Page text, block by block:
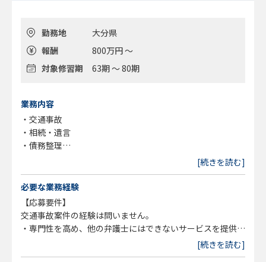
勤務地
大分県
報酬
800万円 ～
対象修習期
63期 ～ 80期
業務内容
・交通事故
・相続・遺言
・債務整理
・労働災害
・債権回収
・顧問先対応
・労務問題
・企業の事業再生・倒産案件
・インターネット上の権利侵害対応
[続きを読む]
必要な業務経験
【応募要件】
交通事故案件の経験は問いません。
・専門性を高め、他の弁護士にはできないサービスを提供し
・顧問先を獲得し、中小企業法務を幅広く扱いたい方
[続きを読む]